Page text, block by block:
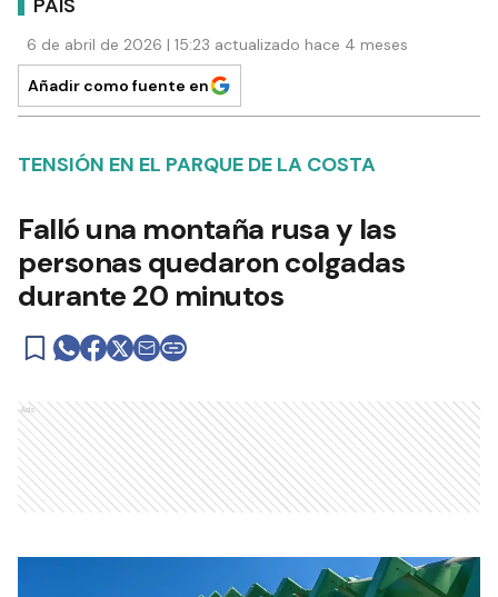
6 de abril de 2026 | 15:23 actualizado hace 4 meses
Añadir como fuente en
TENSIÓN EN EL PARQUE DE LA COSTA
Falló una montaña rusa y las
personas quedaron colgadas
durante 20 minutos
Ads